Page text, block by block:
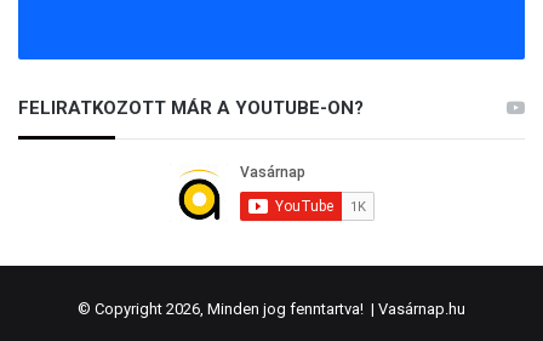
FELIRATKOZOTT MÁR A YOUTUBE-ON?
© Copyright 2026, Minden jog fenntartva! | Vasárnap.hu